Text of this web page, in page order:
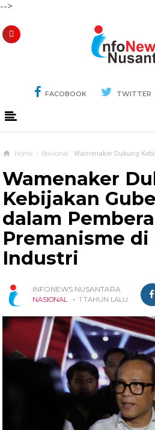
-->
FACOBOOK TWITTER
Home › Nasional Wamenaker Dukung Kebijakan Gubernur
Wamenaker
Kebijakan
dalam
Premanisme di
Industri
INFONEWS NUSANTARA
NASIONAL - 1 TAHUN LALU